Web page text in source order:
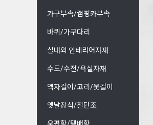
가구부속/캠핑카부속
바퀴/가구다리
실내외 인테리어자재
수도/수전/욕실자재
액자걸이/고리/옷걸이
옛날장식/철단조